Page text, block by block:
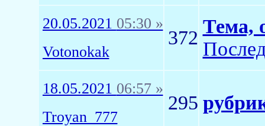
20.05.2021 05:30 »
Votonokak
372
Тема,
18.05.2021 06:57 »
Troyan_777
295